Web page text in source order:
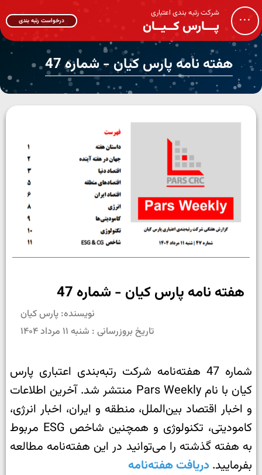
... شرکت رتبه بندی اعتباری
پـــارس کــیــان درخواست رتبه بندی
هفته نامه پارس کیان - شماره 47
هفته نامه پارس کیان - شماره 47
نویسنده: پارس کیان
تاریخ بروزرسانی : شنبه ۱۱ مرداد ۱۴۰۴
شماره 47 هفته‌نامه شرکت رتبه‌بندی اعتباری پارس
کیان با نام Pars Weekly منتشر شد. آخرین اطلاعات
و اخبار اقتصاد بین‌الملل، منطقه و ایران، اخبار انرژی،
کامودیتی، تکنولوژی و همچنین شاخص ESG مربوط
به هفته گذشته را می‌توانید در این هفته‌نامه مطالعه
بفرمایید. دریافت هفته‌نامه